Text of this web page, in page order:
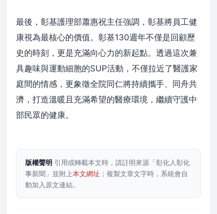
最後，彰基護理部蕭惠祝主任強調，彰基將員工健
康視為最核心的價值。彰基130週年不僅是回顧歷
史的時刻，更是充滿向心力的新起點。透過這次兼
具趣味與運動細胞的SUP活動，不僅拉近了醫護家
庭間的情感，更象徵全院同仁將持續攜手、同舟共
濟，打造溫暖且充滿希望的醫療環境，繼續守護中
部民眾的健康。
版權聲明 引用或轉載本文時，請註明來源「彰化人彰化
事新聞」並附上本文網址 ；複製文章文字時，系統會自
動加入原文連結。